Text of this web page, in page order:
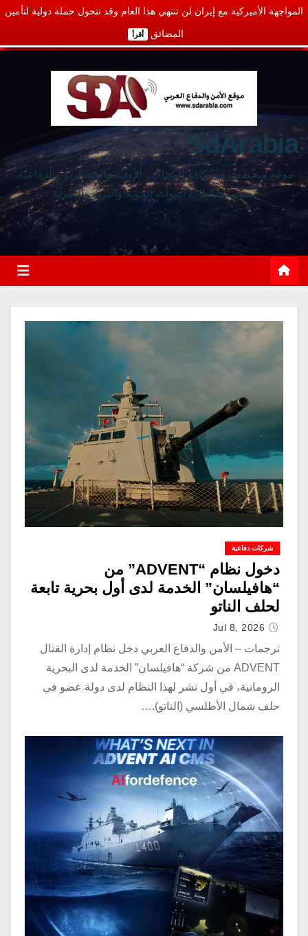
المواجهة الأميركية مع إيران لن تنتهي هذا العام وقد تتحول حملة دولية لتأمين
المضائق أقرأ
SdArabia
موقع متخصص في كافة المجالات الأمنية والعسكرية والدفاعية،
يغطي نشاطات القوات الجوية والبرية والبحرية
شركات دفاعية
دخول نظام “ADVENT” من
“هافيلسان” الخدمة لدى أول بحرية تابعة
لحلف الناتو
Jul 8, 2026
ترجمات – الأمن والدفاع العربي دخل نظام إدارة القتال
ADVENT من شركة “هافيلسان” الخدمة لدى البحرية
الرومانية، في أول نشر لهذا النظام لدى دولة عضو في
حلف شمال الأطلسي (الناتو).…